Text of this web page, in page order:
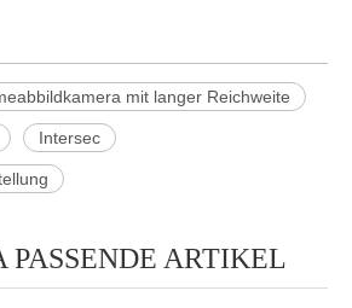
mit langer Reichweite
Intersec
ARTIKEL